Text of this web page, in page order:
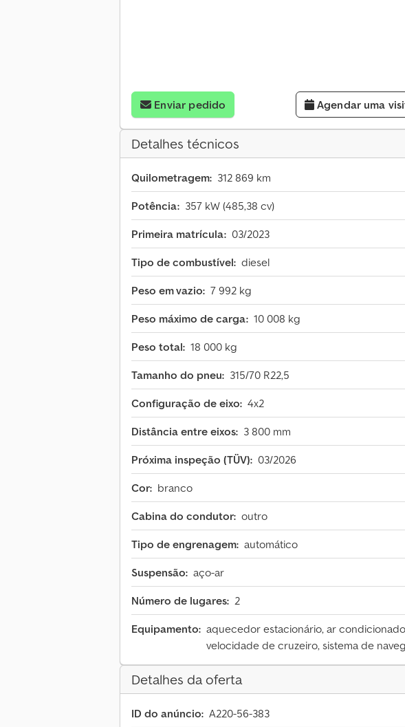
Enviar pedido Agendar uma
Detalhes técnicos
Quilometragem: 312 869 km
Potência: 357 kW (485,38 cv)
Primeira matrícula: 03/2023
Tipo de combustível: diesel
Peso em vazio: 7 992 kg
Peso máximo de carga: 10 008 kg
Peso total: 18 000 kg
Tamanho do pneu: 315/70 R22,5
Configuração de eixo: 4x2
Distância entre eixos: 3 800 mm
Próxima inspeção (TÜV): 03/2026
Cor: branco
Cabina do condutor: outro
Tipo de engrenagem: automático
Suspensão: aço-ar
Número de lugares: 2
Equipamento: aquecedor estacionário, ar
velocidade de cruzeiro, sistema de
Detalhes da oferta
ID do anúncio: A220-56-383